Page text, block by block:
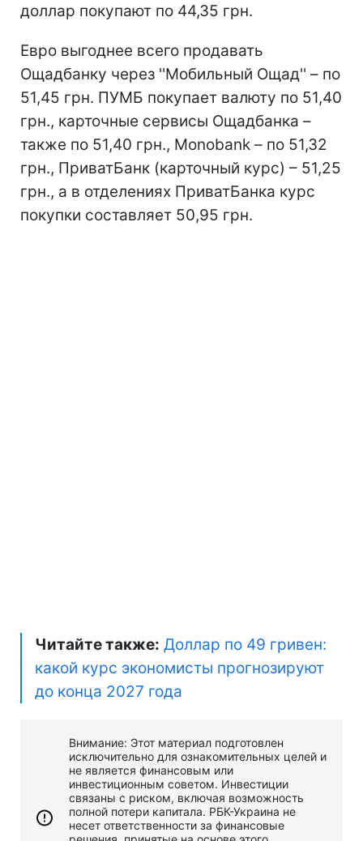
доллар покупают по 44,35 грн.
Евро выгоднее всего продавать
Ощадбанку через ''Мобильный Ощад'' – по
51,45 грн. ПУМБ покупает валюту по 51,40
грн., карточные сервисы Ощадбанка –
также по 51,40 грн., Monobank – по 51,32
грн., ПриватБанк (карточный курс) – 51,25
грн., а в отделениях ПриватБанка курс
покупки составляет 50,95 грн.
Читайте также: Доллар по 49 гривен:
какой курс экономисты прогнозируют
до конца 2027 года
Внимание: Этот материал подготовлен
исключительно для ознакомительных целей и
не является финансовым или
инвестиционным советом. Инвестиции
связаны с риском, включая возможность
полной потери капитала. РБК-Украина не
несет ответственности за финансовые